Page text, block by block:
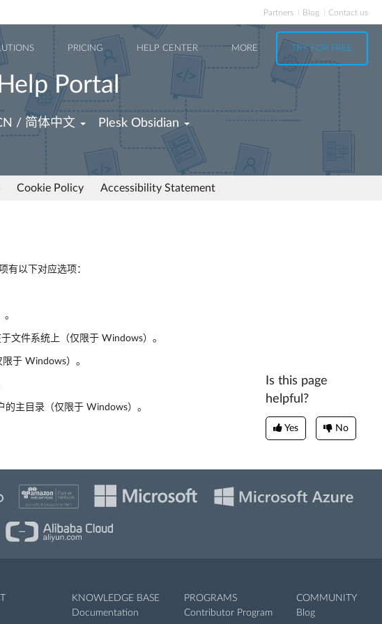
Partners Blog Contact us
PRICING HELP CENTER MORE TRY FOR FREE
Portal
/ 简体中文 Plesk Obsidian
Cookie Policy Accessibility Statement
有以下对应选项：
文件系统上（仅限于 Windows）。
于 Windows）。
主目录（仅限于 Windows）。
Is this page
helpful?
Yes No
KNOWLEDGE BASE
Documentation
PROGRAMS
Contributor Program
COMMUNITY
Blog